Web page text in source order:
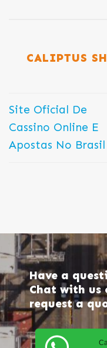
CALIPTUS
Site Oficial De
Cassino Online E
Apostas No Brasil
Have a
Chat with us
request a